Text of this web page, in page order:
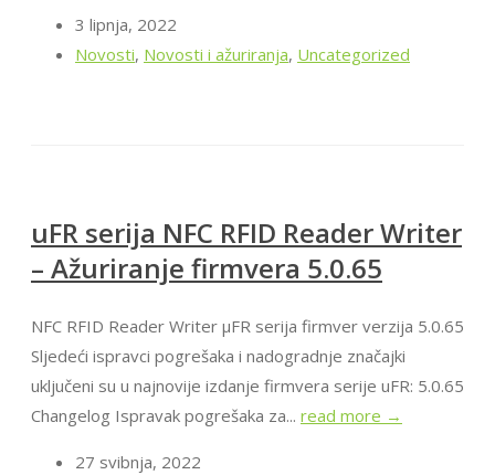
3 lipnja, 2022
Novosti, Novosti i ažuriranja, Uncategorized
uFR serija NFC RFID Reader Writer
– Ažuriranje firmvera 5.0.65
NFC RFID Reader Writer μFR serija firmver verzija 5.0.65
Sljedeći ispravci pogrešaka i nadogradnje značajki
uključeni su u najnovije izdanje firmvera serije uFR: 5.0.65
Changelog Ispravak pogrešaka za... read more →
27 svibnja, 2022